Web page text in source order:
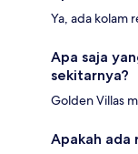
Ya, ada kolam
Apa saja
sekitarnya?
Golden Villas
Apakah ada